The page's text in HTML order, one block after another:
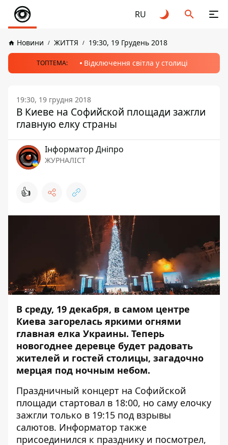
RU
Новини ЖИТТЯ 19:30, 19 Грудень 2018
ТОПТЕМА: Відключення світла у столиці
19:30, 19 грудня 2018
В Киеве на Софийской площади зажгли
главную елку страны
Інформатор Дніпро
ЖУРНАЛІСТ
👍
В среду, 19 декабря, в самом центре
Киева загорелась яркими огнями
главная елка Украины. Теперь
новогоднее деревце будет радовать
жителей и гостей столицы, загадочно
мерцая под ночным небом.
Праздничный концерт на Софийской
площади стартовал в 18:00, но саму елочку
зажгли только в 19:15 под взрывы
салютов. Информатор также
присоединился к празднику и посмотрел,